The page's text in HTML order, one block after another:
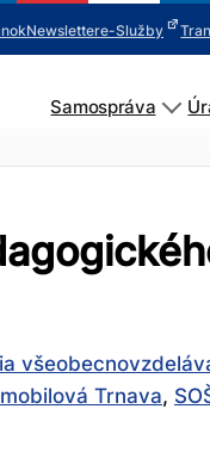
Newslettere-Služby
Samospráva
Trnava,